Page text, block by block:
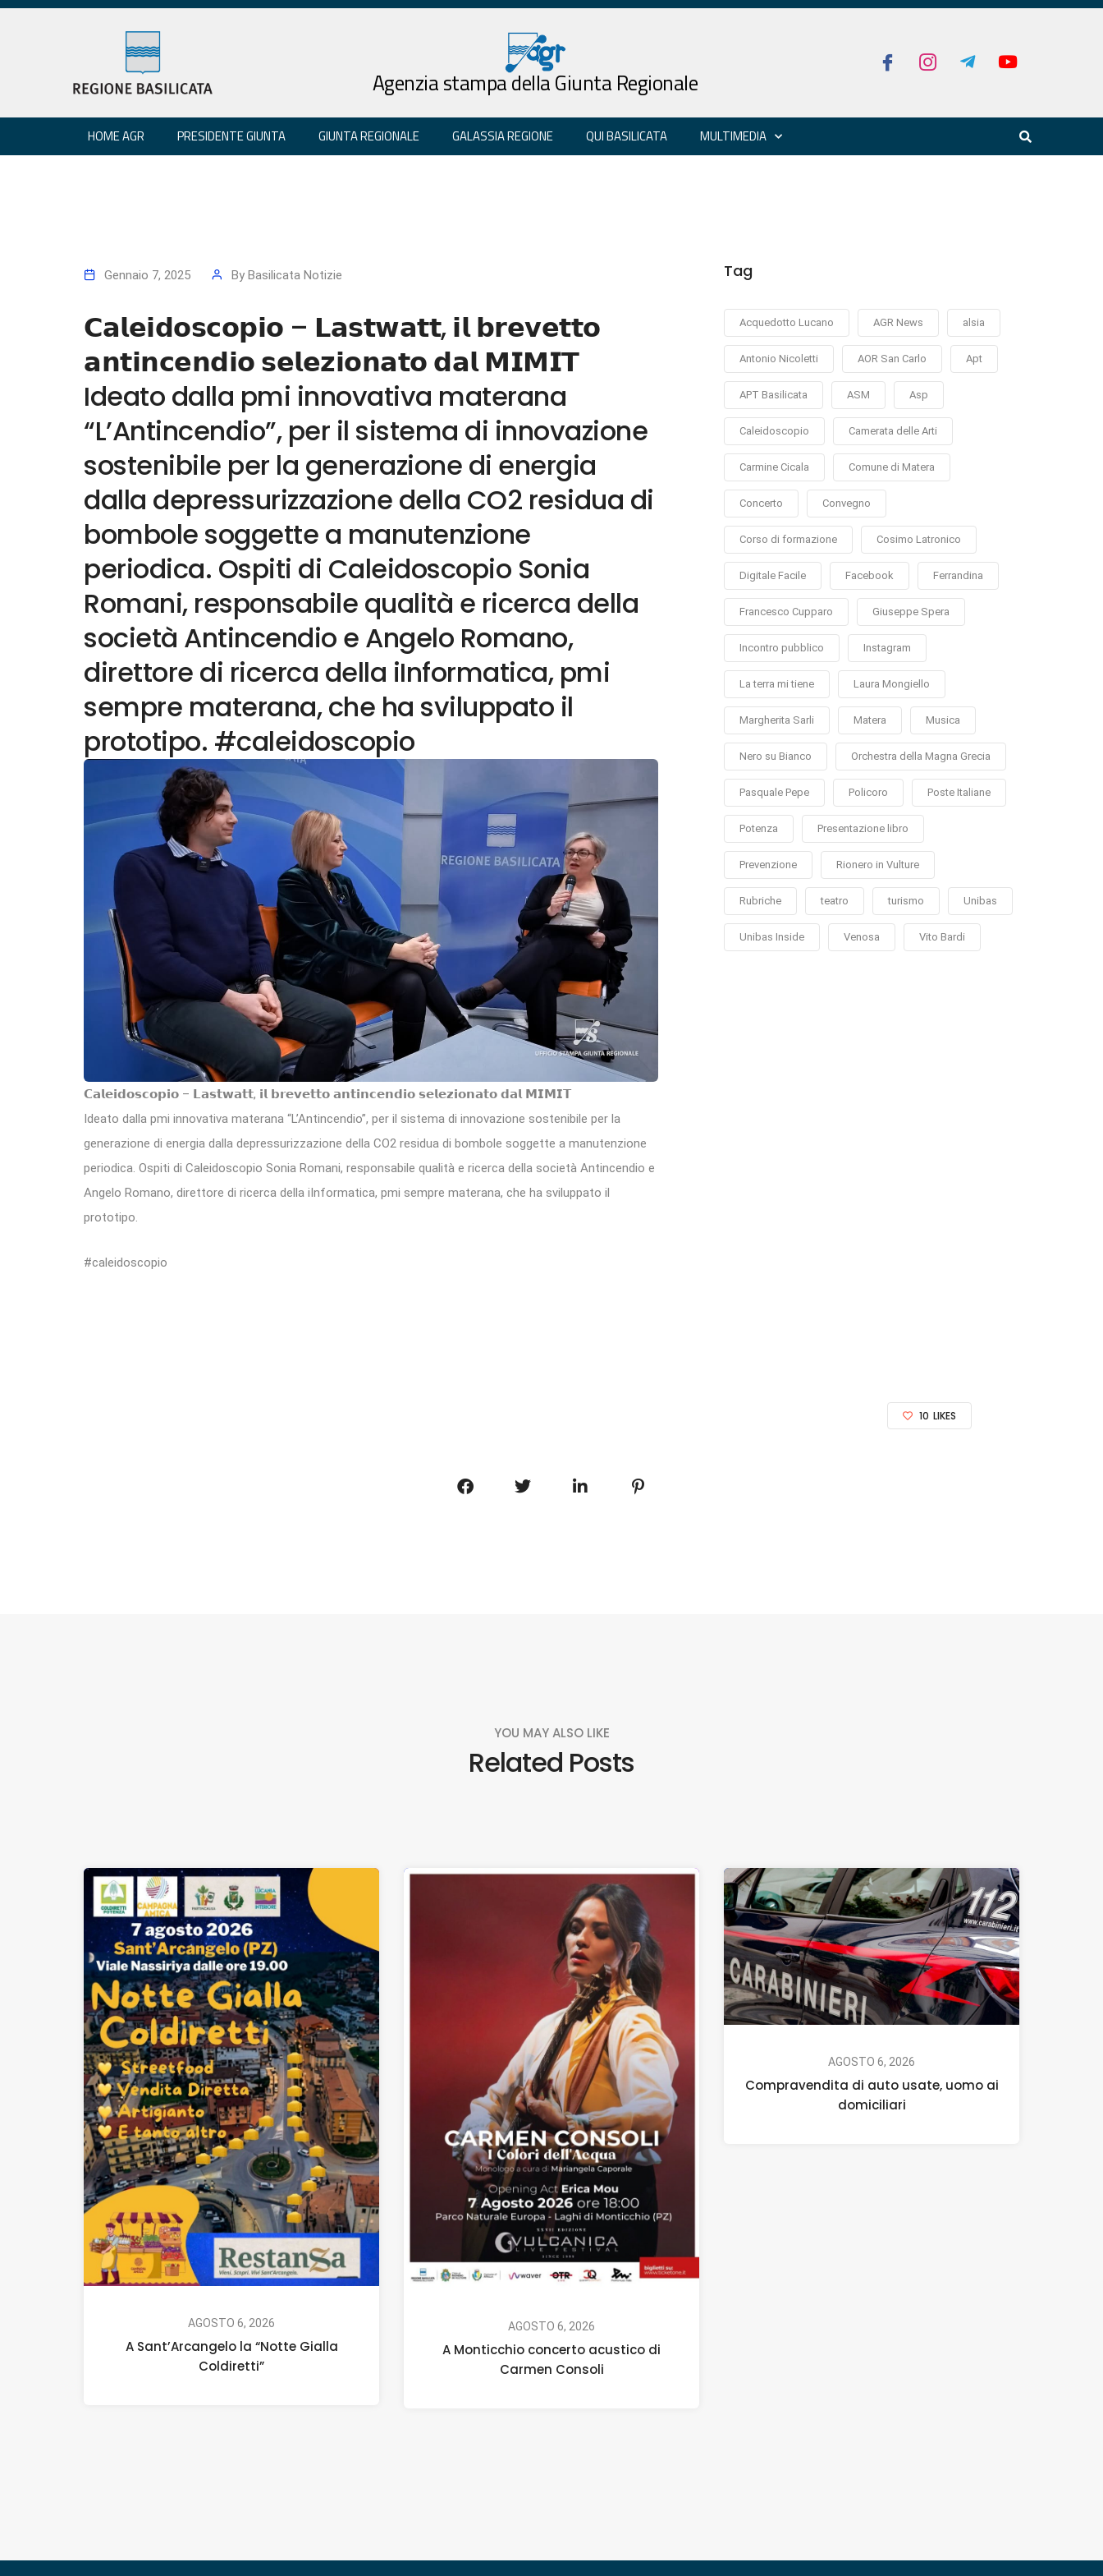
Agenzia stampa della Giunta Regionale
HOME AGR PRESIDENTE GIUNTA GIUNTA REGIONALE GALASSIA REGIONE QUI BASILICATA MULTIMEDIA
Gennaio 7, 2025 By Basilicata Notizie
𝗖𝗮𝗹𝗲𝗶𝗱𝗼𝘀𝗰𝗼𝗽𝗶𝗼 – 𝗟𝗮𝘀𝘁𝘄𝗮𝘁𝘁, 𝗶𝗹 𝗯𝗿𝗲𝘃𝗲𝘁𝘁𝗼
𝗮𝗻𝘁𝗶𝗻𝗰𝗲𝗻𝗱𝗶𝗼 𝘀𝗲𝗹𝗲𝘇𝗶𝗼𝗻𝗮𝘁𝗼 𝗱𝗮𝗹 𝗠𝗜𝗠𝗜𝗧
Ideato dalla pmi innovativa materana
“L’Antincendio”, per il sistema di innovazione
sostenibile per la generazione di energia
dalla depressurizzazione della CO2 residua di
bombole soggette a manutenzione
periodica. Ospiti di Caleidoscopio Sonia
Romani, responsabile qualità e ricerca della
società Antincendio e Angelo Romano,
direttore di ricerca della iInformatica, pmi
sempre materana, che ha sviluppato il
prototipo. #caleidoscopio
𝗖𝗮𝗹𝗲𝗶𝗱𝗼𝘀𝗰𝗼𝗽𝗶𝗼 – 𝗟𝗮𝘀𝘁𝘄𝗮𝘁𝘁, 𝗶𝗹 𝗯𝗿𝗲𝘃𝗲𝘁𝘁𝗼 𝗮𝗻𝘁𝗶𝗻𝗰𝗲𝗻𝗱𝗶𝗼 𝘀𝗲𝗹𝗲𝘇𝗶𝗼𝗻𝗮𝘁𝗼 𝗱𝗮𝗹 𝗠𝗜𝗠𝗜𝗧
Ideato dalla pmi innovativa materana “L’Antincendio”, per il sistema di innovazione sostenibile per la
generazione di energia dalla depressurizzazione della CO2 residua di bombole soggette a manutenzione
periodica. Ospiti di Caleidoscopio Sonia Romani, responsabile qualità e ricerca della società Antincendio e
Angelo Romano, direttore di ricerca della iInformatica, pmi sempre materana, che ha sviluppato il
prototipo.
#caleidoscopio
Tag
Acquedotto Lucano AGR News alsia
Antonio Nicoletti AOR San Carlo Apt
APT Basilicata ASM Asp
Caleidoscopio Camerata delle Arti
Carmine Cicala Comune di Matera
Concerto Convegno
Corso di formazione Cosimo Latronico
Digitale Facile Facebook Ferrandina
Francesco Cupparo Giuseppe Spera
Incontro pubblico Instagram
La terra mi tiene Laura Mongiello
Margherita Sarli Matera Musica
Nero su Bianco Orchestra della Magna Grecia
Pasquale Pepe Policoro Poste Italiane
Potenza Presentazione libro
Prevenzione Rionero in Vulture
Rubriche teatro turismo Unibas
Unibas Inside Venosa Vito Bardi
10 LIKES
YOU MAY ALSO LIKE
Related Posts
AGOSTO 6, 2026
A Sant’Arcangelo la “Notte Gialla
Coldiretti”
AGOSTO 6, 2026
A Monticchio concerto acustico di
Carmen Consoli
AGOSTO 6, 2026
Compravendita di auto usate, uomo ai
domiciliari